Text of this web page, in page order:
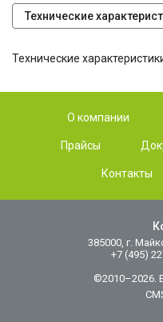
Технические
Технические
О компании
Прайсы
Контакты
385000, г.
+7 (495)
©2010–2026.